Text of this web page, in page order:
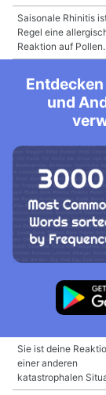
Saisonale Rhinitis
Regel eine
Reaktion auf Pollen.
und
Sie ist deine
einer anderen
katastrophalen